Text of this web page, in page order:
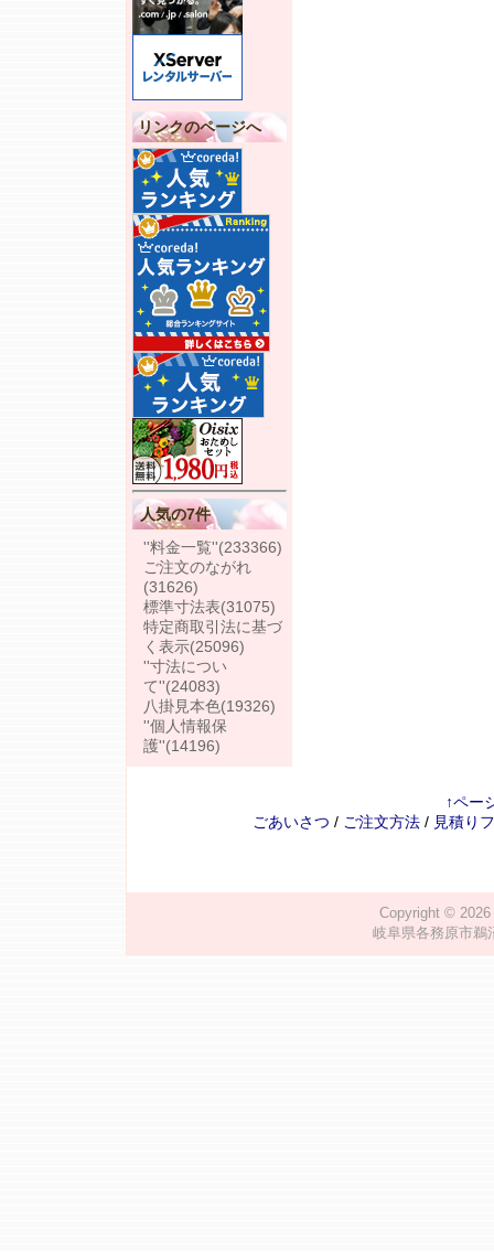
リンクのページへ
人気の7件
''料金一覧''(233366)
ご注文のながれ
(31626)
標準寸法表(31075)
特定商取引法に基づ
く表示(25096)
''寸法につい
て''(24083)
八掛見本色(19326)
''個人情報保
護''(14196)
↑ペー
ごあいさつ / ご注文方法 / 見積り
Copyright © 2026
岐阜県各務原市鵜